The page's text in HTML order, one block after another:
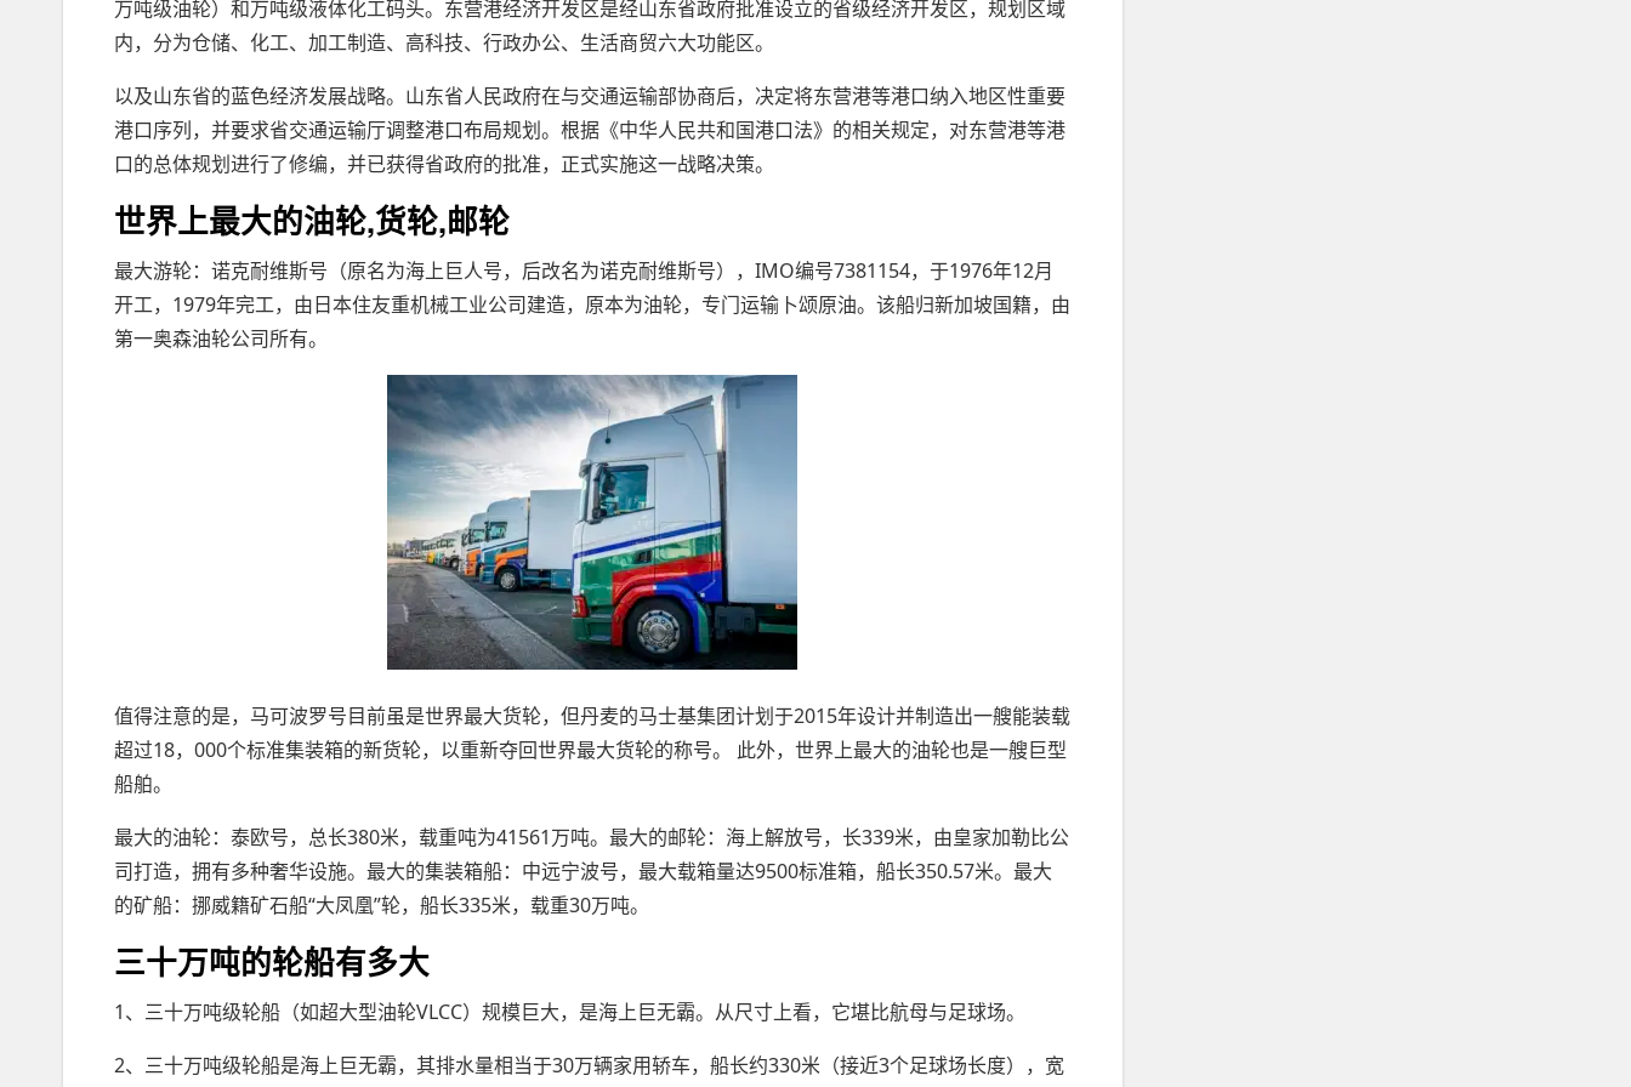
万吨级油轮）和万吨级液体化工码头。东营港经济开发区是经山东省政府批准设立的省级经济开发区，规划区域
内，分为仓储、化工、加工制造、高科技、行政办公、生活商贸六大功能区。
以及山东省的蓝色经济发展战略。山东省人民政府在与交通运输部协商后，决定将东营港等港口纳入地区性重要
港口序列，并要求省交通运输厅调整港口布局规划。根据《中华人民共和国港口法》的相关规定，对东营港等港
口的总体规划进行了修编，并已获得省政府的批准，正式实施这一战略决策。
世界上最大的油轮,货轮,邮轮
最大游轮：诺克耐维斯号（原名为海上巨人号，后改名为诺克耐维斯号），IMO编号7381154，于1976年12月
开工，1979年完工，由日本住友重机械工业公司建造，原本为油轮，专门运输卜颂原油。该船归新加坡国籍，由
第一奥森油轮公司所有。
值得注意的是，马可波罗号目前虽是世界最大货轮，但丹麦的马士基集团计划于2015年设计并制造出一艘能装载
超过18，000个标准集装箱的新货轮，以重新夺回世界最大货轮的称号。 此外，世界上最大的油轮也是一艘巨型
船舶。
最大的油轮：泰欧号，总长380米，载重吨为41561万吨。最大的邮轮：海上解放号，长339米，由皇家加勒比公
司打造，拥有多种奢华设施。最大的集装箱船：中远宁波号，最大载箱量达9500标准箱，船长350.57米。最大
的矿船：挪威籍矿石船“大凤凰”轮，船长335米，载重30万吨。
三十万吨的轮船有多大
1、三十万吨级轮船（如超大型油轮VLCC）规模巨大，是海上巨无霸。从尺寸上看，它堪比航母与足球场。
2、三十万吨级轮船是海上巨无霸，其排水量相当于30万辆家用轿车，船长约330米（接近3个足球场长度），宽